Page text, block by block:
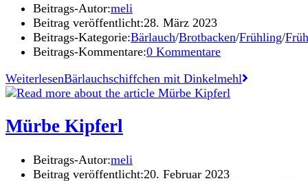
Beitrags-Autor:meli
Beitrag veröffentlicht:28. März 2023
Beitrags-Kategorie:Bärlauch/Brotbacken/Frühling/
Beitrags-Kommentare:0 Kommentare
WeiterlesenBärlauchschiffchen mit Dinkelmehl
Mürbe Kipferl
Beitrags-Autor:meli
Beitrag veröffentlicht:20. Februar 2023